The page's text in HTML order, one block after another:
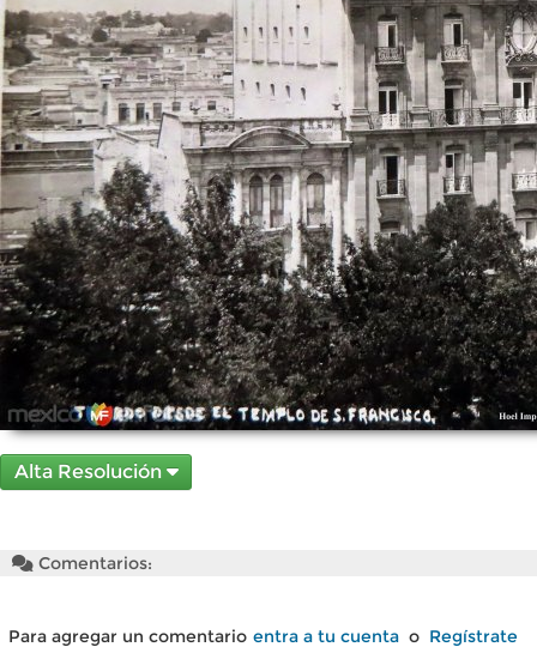
Alta Resolución
Comentarios:
Para agregar un comentario entra a tu cuenta o Regístrate